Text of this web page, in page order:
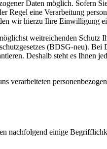
Daten möglich. Sofern
eine Verarbeitung
wir hierzu Ihre Einwilligung
weitreichenden
(BDSG-neu). Bei
Deshalb steht es Ihnen
nachfolgend einige